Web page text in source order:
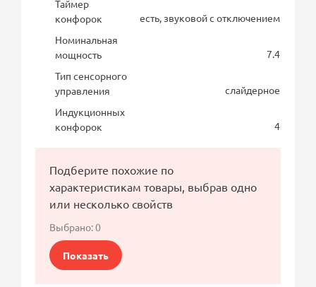
Таймер
конфорок
есть, звуковой с отключением
Номинальная
мощность
7.4
Тип сенсорного
управления
слайдерное
Индукционных
конфорок
4
Подберите похожие по
характеристикам товары, выбрав одно
или несколько свойств
Выбрано:0
Показать